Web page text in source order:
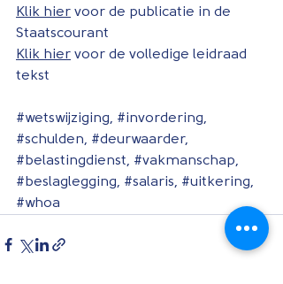
Klik hier voor de publicatie in de
Staatscourant
Klik hier voor de volledige leidraad
tekst
#wetswijziging, #invordering,
#schulden, #deurwaarder,
#belastingdienst, #vakmanschap,
#beslaglegging, #salaris, #uitkering,
#whoa